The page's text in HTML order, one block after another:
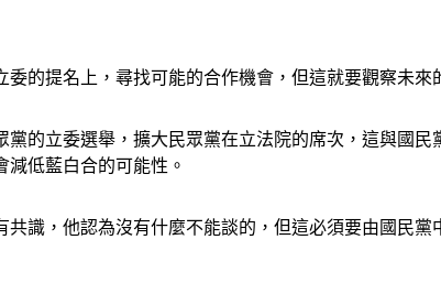
的提名上，尋找可能的合作機會，但這就要觀察未來
的立委選舉，擴大民眾黨在立法院的席次，這與國
低藍白合的可能性。
識，他認為沒有什麼不能談的，但這必須要由國民黨